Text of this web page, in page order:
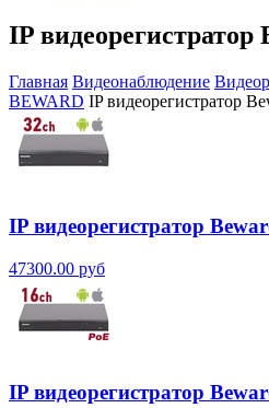
IP видеорегистратор
Главная Видеонаблюдение
BEWARD IP видеорегистратор
IP видеорегистратор
47300.00 руб
IP видеорегистратор